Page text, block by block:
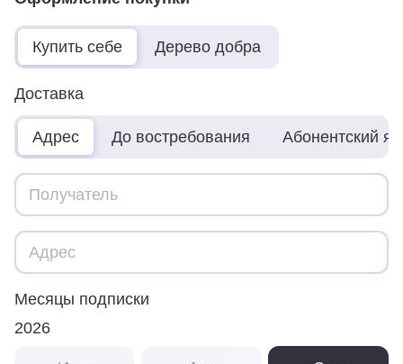
Купить себе Дерево добра
Доставка
Адрес До востребования Абонентский
Месяцы подписки
2026